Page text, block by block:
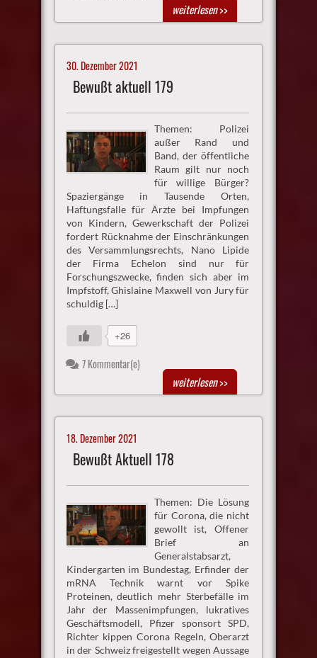
weiterlesen>>
30. Dezember 2021
Bewußt aktuell 179
Themen: Polizei
außer Rand und
Band, der öffentliche
Raum gilt nur noch
für willige Bürger?
Spaziergänge in Tausende Orten,
Haftungsfalle für Ärzte bei Impfungen
von Kindern, Gewerkschaft der Polizei
fordert Rücknahme der Einschränkungen
des Versammlungsrechts, Nano Lipide
der Firma Echelon sind nur für
Forschungszwecke, finden sich aber im
Impfstoff, Ghislaine Maxwell von Jury für
schuldig […]
+26
7 Kommentar(e)
weiterlesen>>
18. Dezember 2021
Bewußt Aktuell 178
Themen: Die Lösung
für Corona, die nicht
gewollt ist, Offener
Brief an
Generalstabsarzt,
Kindergarten im Bundestag, Erfinder der
mRNA Technik warnt vor Spike
Proteinen, deutlich mehr Sterbefälle im
Jahr der Massenimpfungen, lukratives
Geschäftsmodell, Pfizer sponsort SPD,
Richter kippen Corona Regeln, Oberarzt
in der Schweiz freigestellt wegen Aussage